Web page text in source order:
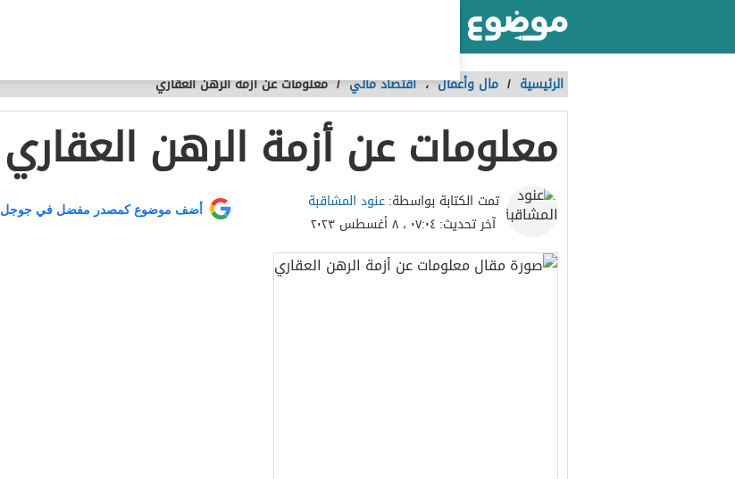
الرئيسية / مال وأعمال،اقتصاد مالي /معلومات عن أزمة الرهن العقاري
معلومات عن أزمة الرهن العقاري
تمت الكتابة بواسطة:عنود المشاقبة
آخر تحديث:٠٧:٠٤ ، ٨ أغسطس ٢٠٢٣
أضف موضوع كمصدر مفضل في جوجل